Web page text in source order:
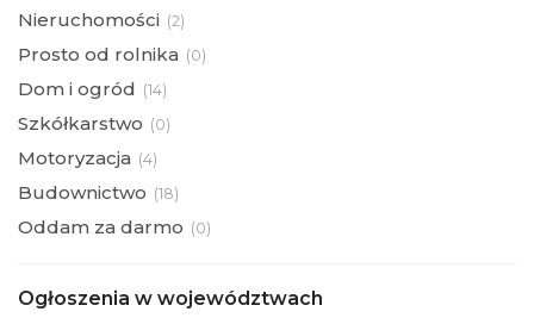
Nieruchomości (2)
Prosto od rolnika (0)
Dom i ogród (14)
Szkółkarstwo (0)
Motoryzacja (4)
Budownictwo (18)
Oddam za darmo (0)
Ogłoszenia w województwach